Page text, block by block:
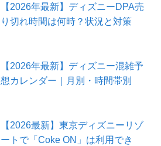
【2026年最新】ディズニーDPA売
り切れ時間は何時？状況と対策
【2026年最新】ディズニー混雑予
想カレンダー｜月別・時間帯別
【2026最新】東京ディズニーリゾ
ートで「Coke ON」は利用でき